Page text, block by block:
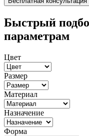
Быстрый
параметрам
Цвет
Размер
Материал
Назначение
Форма